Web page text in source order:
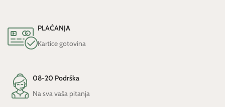
PLAĆANJA
Kartice gotovina
08-20 Podrška
Na sva vaša pitanja